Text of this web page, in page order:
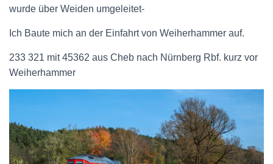
wurde über Weiden umgeleitet-
Ich Baute mich an der Einfahrt von Weiherhammer auf.
233 321 mit 45362 aus Cheb nach Nürnberg Rbf. kurz vor
Weiherhammer